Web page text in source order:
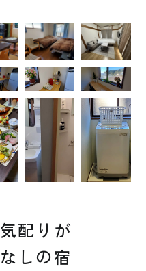
配りが
しの宿